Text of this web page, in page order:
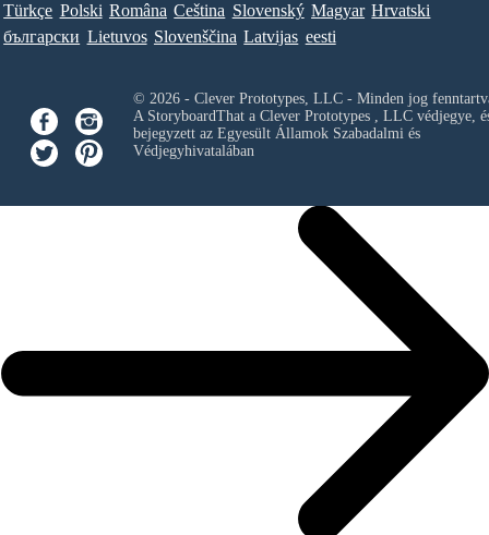
Türkçe Polski Româna Ceština Slovenský Magyar Hrvatski
български Lietuvos Slovenščina Latvijas eesti
© 2026 - Clever Prototypes, LLC - Minden jog
A StoryboardThat a Clever Prototypes , LLCvédjegye,
bejegyzett az Egyesült Államok Szabadalmi és
Védjegyhivatalában